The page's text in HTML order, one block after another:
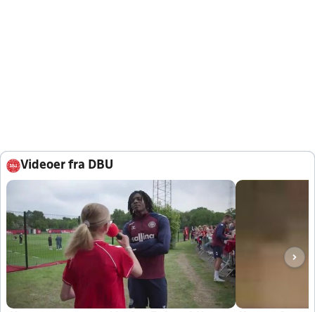
Videoer fra DBU